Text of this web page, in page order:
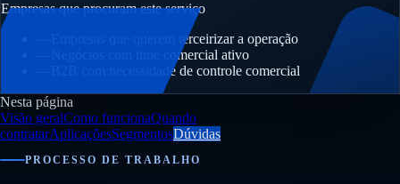
Empresas que procuram este serviço
Empresas que querem terceirizar a operação
Negócios com time comercial ativo
B2B com necessidade de controle comercial
Nesta página
Visão geralComo funcionaQuando
contratarAplicaçõesSegmentosDúvidas
PROCESSO DE TRABALHO